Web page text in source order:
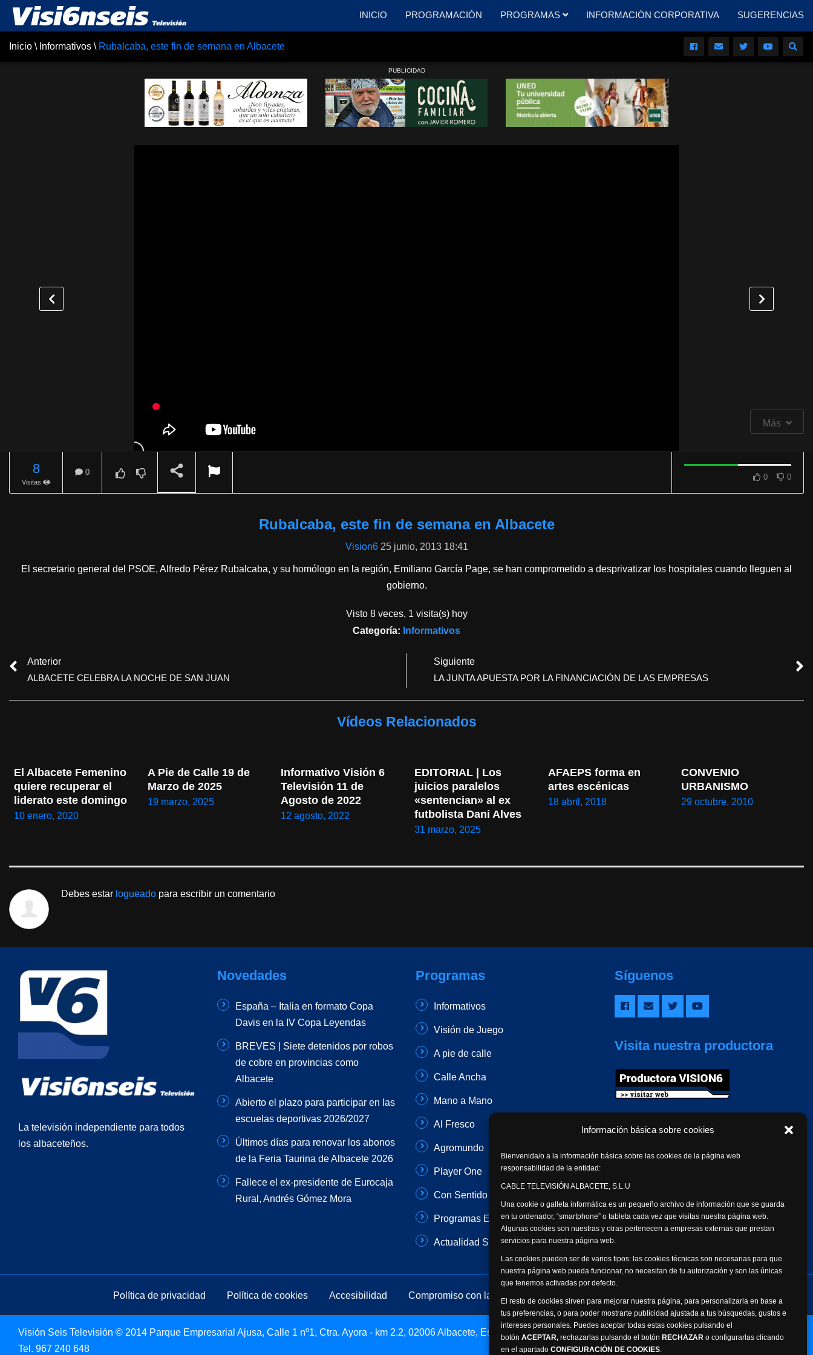
Información básica sobre cookies
Bienvenida/o a la información básica sobre las cookies de la página web
responsabilidad de la entidad:
CABLE TELEVISIÓN ALBACETE, S.L.U
Una cookie o galleta informática es un pequeño archivo de información que se guarda
en tu ordenador, “smartphone” o tableta cada vez que visitas nuestra página web.
Algunas cookies son nuestras y otras pertenecen a empresas externas que prestan
servicios para nuestra página web.
Las cookies pueden ser de varios tipos: las cookies técnicas son necesarias para que
nuestra página web pueda funcionar, no necesitan de tu autorización y son las únicas
que tenemos activadas por defecto.
El resto de cookies sirven para mejorar nuestra página, para personalizarla en base a
tus preferencias, o para poder mostrarte publicidad ajustada a tus búsquedas, gustos e
intereses personales. Puedes aceptar todas estas cookies pulsando el
botón ACEPTAR, rechazarlas pulsando el botón RECHAZAR o configurarlas clicando
en el apartado CONFIGURACIÓN DE COOKIES.
INICIO PROGRAMACIÓN PROGRAMAS INFORMACIÓN CORPORATIVA SUGERENCIAS
Inicio \ Informativos \ Rubalcaba, este fin de semana en Albacete
PUBLICIDAD
Más
8
Visitas
0
0 0
Rubalcaba, este fin de semana en Albacete
Vision6 25 junio, 2013 18:41
El secretario general del PSOE, Alfredo Pérez Rubalcaba, y su homólogo en la región, Emiliano García Page, se han comprometido a desprivatizar los hospitales cuando lleguen al
gobierno.
Visto 8 veces, 1 visita(s) hoy
Categoría: Informativos
Anterior
ALBACETE CELEBRA LA NOCHE DE SAN JUAN
Siguiente
LA JUNTA APUESTA POR LA FINANCIACIÓN DE LAS EMPRESAS
Vídeos Relacionados
El Albacete Femenino
quiere recuperar el
liderato este domingo
10 enero, 2020
A Pie de Calle 19 de
Marzo de 2025
19 marzo, 2025
Informativo Visión 6
Televisión 11 de
Agosto de 2022
12 agosto, 2022
EDITORIAL | Los
juicios paralelos
«sentencian» al ex
futbolista Dani Alves
31 marzo, 2025
AFAEPS forma en
artes escénicas
18 abril, 2018
CONVENIO
URBANISMO
29 octubre, 2010
Debes estar logueado para escribir un comentario
La televisión independiente para todos
los albaceteños.
Novedades
España – Italia en formato Copa
Davis en la IV Copa Leyendas
BREVES | Siete detenidos por robos
de cobre en provincias como
Albacete
Abierto el plazo para participar en las
escuelas deportivas 2026/2027
Últimos días para renovar los abonos
de la Feria Taurina de Albacete 2026
Fallece el ex-presidente de Eurocaja
Rural, Andrés Gómez Mora
Programas
Informativos
Visión de Juego
A pie de calle
Calle Ancha
Mano a Mano
Al Fresco
Agromundo
Player One
Con Sentido Común
Programas Especiales
Actualidad Semanal
Síguenos
Visita nuestra productora
Política de privacidad Política de cookies Accesibilidad Compromiso con la protección de datos personales Canal Ético
Visión Seis Televisión © 2014 Parque Empresarial Ajusa, Calle 1 nº1, Ctra. Ayora - km 2.2, 02006 Albacete, España -
Tel. 967 240 648
Webmaster: Atalantic